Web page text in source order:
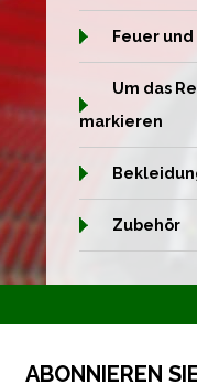
Feuer
Um das
markieren
Zubehör
ABONNIEREN